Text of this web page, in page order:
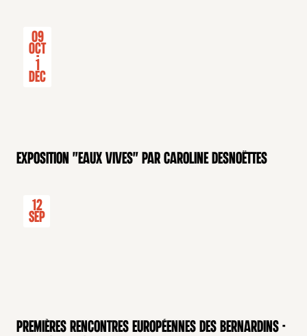
09
Oct
-
1
Dec
Exposition "Eaux Vives" par Caroline Desnoëttes
12
Sep
Premières rencontres européennes des Bernardins -